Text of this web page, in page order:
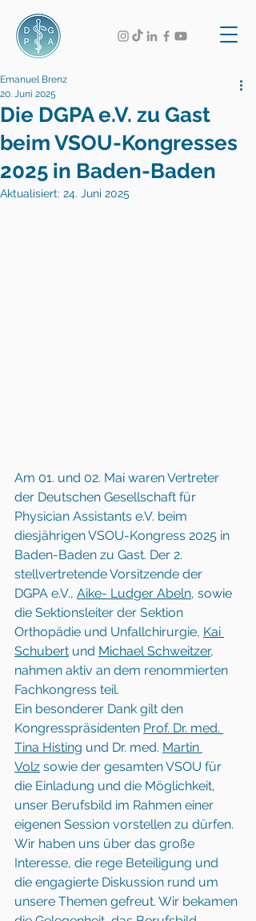
Die DGPA e.V. zu Gast
beim VSOU-Kongresses
2025 in Baden-Baden
Emanuel Brenz
20. Juni 2025
Aktualisiert: 24. Juni 2025
Am 01. und 02. Mai waren Vertreter
der Deutschen Gesellschaft für
Physician Assistants e.V. beim
diesjährigen VSOU-Kongress 2025 in
Baden-Baden zu Gast. Der 2.
stellvertretende Vorsitzende der
DGPA e.V., Aike- Ludger Abeln, sowie
die Sektionsleiter der Sektion
Orthopädie und Unfallchirurgie, Kai
Schubert und Michael Schweitzer,
nahmen aktiv an dem renommierten
Fachkongress teil.
Ein besonderer Dank gilt den
Kongresspräsidenten Prof. Dr. med.
Tina Histing und Dr. med. Martin
Volz sowie der gesamten VSOU für
die Einladung und die Möglichkeit,
unser Berufsbild im Rahmen einer
eigenen Session vorstellen zu dürfen.
Wir haben uns über das große
Interesse, die rege Beteiligung und
die engagierte Diskussion rund um
unsere Themen gefreut. Wir bekamen